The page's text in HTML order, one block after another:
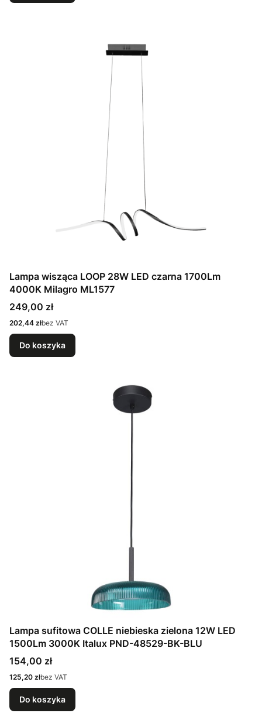
Lampa wisząca LOOP 28W LED czarna 1700Lm
4000K Milagro ML1577
Cena
249,00 zł
Cena
202,44 złbez VAT
Do koszyka
Lampa sufitowa COLLE niebieska zielona 12W LED
1500Lm 3000K Italux PND-48529-BK-BLU
Cena
154,00 zł
Cena
125,20 złbez VAT
Do koszyka